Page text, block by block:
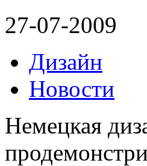
27-07-2009
Дизайн
Новости
Немецкая